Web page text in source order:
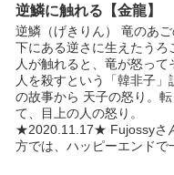
完売しました。ありがとう
いました。 2019/10/06開催
作JUNEイベント
＊狼の国＊改訂版を再版し
す。文字を小さくしただけ
で、中身は前回と同じです
注意ください。 は17b 「ろ
く」 ＊狼の国＊ 104p/800
円/R18 詳細はTwitterにて
@akira_roku
[19/08/10～2部転載開始
19/09/17～11/12完了] ☆短
☆
『迷える子羊SSｰSEASONS
集。高良視点多。
Jump! 幹颯斗×櫻木綾世のお
逆鱗に触れる【金龍】
逆鱗（げきりん） 竜のあ
下にある逆さに生えたうろ
人が触れると、竜が怒って
人を殺すという「韓非子」
の故事から 天子の怒り。転
て、目上の人の怒り。
★2020.11.17★ Fujossyさ
方では、ハッピーエンドで